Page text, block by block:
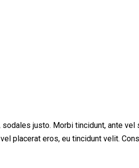
justo. Morbi tincidunt, ante
placerat eros, eu tincidunt velit.